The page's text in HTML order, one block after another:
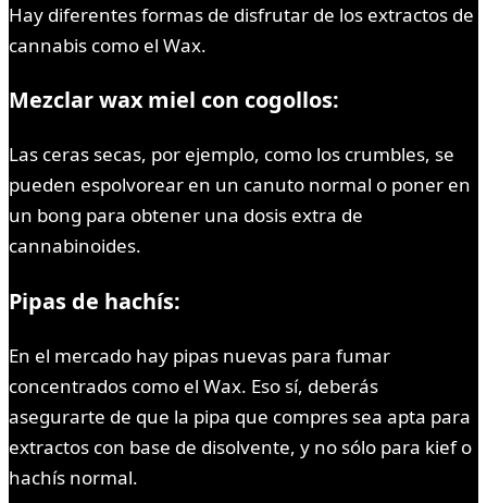
Hay diferentes formas de disfrutar de los extractos de
cannabis como el Wax.
Mezclar wax miel con cogollos:
Las ceras secas, por ejemplo, como los crumbles, se
pueden espolvorear en un canuto normal o poner en
un bong para obtener una dosis extra de
cannabinoides.
Pipas de hachís:
En el mercado hay pipas nuevas para fumar
concentrados como el Wax. Eso sí, deberás
asegurarte de que la pipa que compres sea apta para
extractos con base de disolvente, y no sólo para kief o
hachís normal.